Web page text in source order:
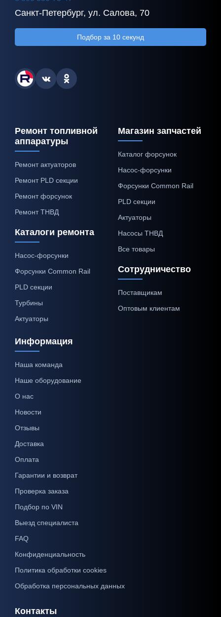
Санкт-Петербург, ул. Салова, 70
Подбор за 10 секунд
Ремонт топливной
аппаратуры
Ремонт актуаторов
Ремонт PLD секции
Ремонт форсунок
Ремонт ТНВД
Каталоги ремонта
Насос-форсунки
Форсунки Common Rail
PLD секции
Турбины
Актуаторы
Магазин запчастей
Каталог форсунок
Насос-форсунки
Форсунки Common Rail
PLD секции
Актуаторы
Насосы ТНВД
Все товары
Сотрудничество
Поставщикам
Оптовым клиентам
Информация
Наша команда
Наше оборудование
О нас
Новости
Отзывы
Доставка
Оплата
Гарантии и возврат
Проверка заказа
Подбор по VIN
Выезд специалиста
FAQ
Конфиденциальность
Политика обработки cookies
Обработка персональных данных
Контакты